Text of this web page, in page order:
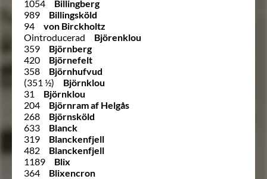
1054
Billingberg
989
Billingsköld
94
von Birckholtz
Ointroducerad
Björenklou
359
Björnberg
420
Björnefelt
358
Björnhufvud
(351 ½)
Björnklou
31
Björnklou
204
Björnram af Helgås
268
Björnsköld
633
Blanck
319
Blanckenfjell
482
Blanckenfjell
1189
Blix
364
Blixencron